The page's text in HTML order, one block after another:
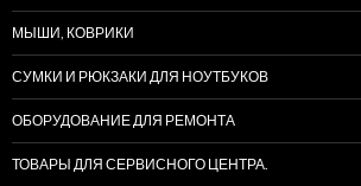
МЫШИ, КОВРИКИ
СУМКИ И РЮКЗАКИ ДЛЯ НОУТБУКОВ
ОБОРУДОВАНИЕ ДЛЯ РЕМОНТА
ТОВАРЫ ДЛЯ СЕРВИСНОГО ЦЕНТРА.